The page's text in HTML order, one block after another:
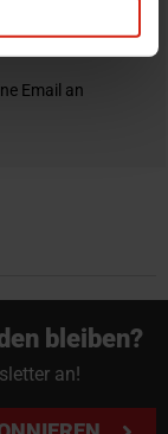
Email an
bleiben?
an!